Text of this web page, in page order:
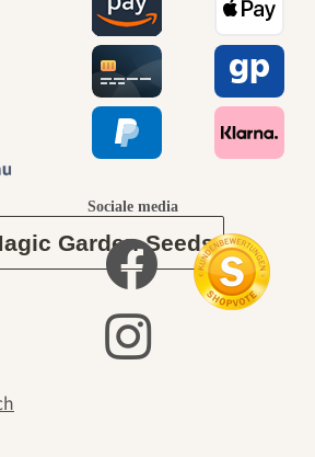
onszelf
door de
tuin.
Garden Seeds
Sociale media